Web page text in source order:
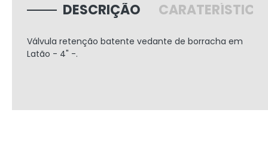
DESCRIÇÃO
Válvula retenção batente vedante de borracha em
Latão - 4" -.